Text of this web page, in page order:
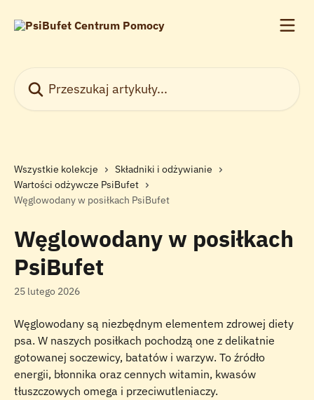
Wszystkie kolekcje
Składniki i odżywianie
Wartości odżywcze PsiBufet
Węglowodany w posiłkach PsiBufet
Węglowodany w posiłkach
PsiBufet
25 lutego 2026
Węglowodany są niezbędnym elementem zdrowej diety
psa. W naszych posiłkach pochodzą one z delikatnie
gotowanej soczewicy, batatów i warzyw. To źródło
energii, błonnika oraz cennych witamin, kwasów
tłuszczowych omega i przeciwutleniaczy.